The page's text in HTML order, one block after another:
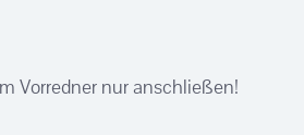
Vorredner nur anschließen!